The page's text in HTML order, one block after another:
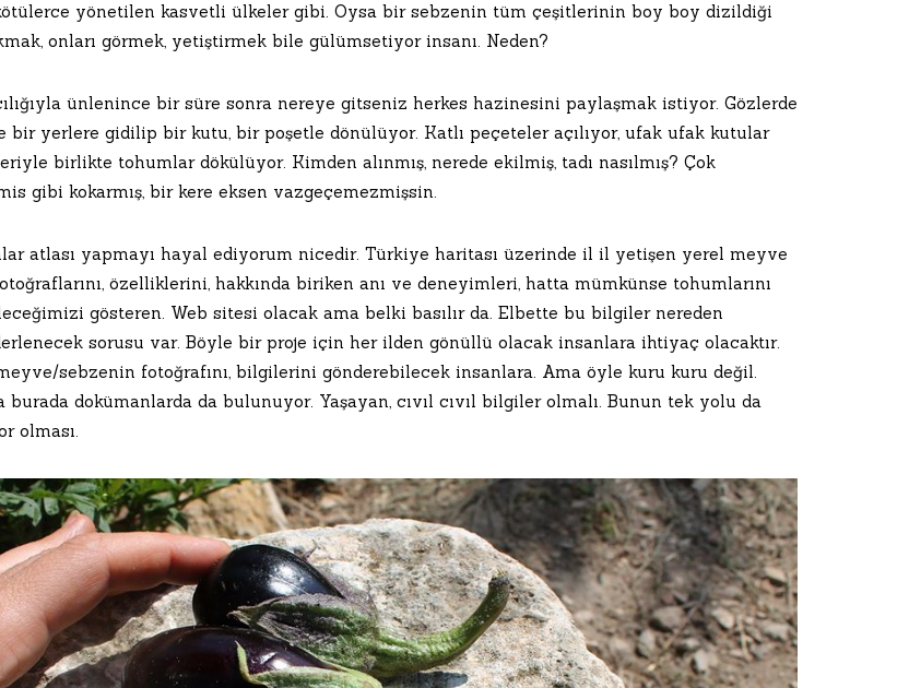
yönetilen kasvetli ülkeler gibi. Oysa bir sebzenin tüm çeşitlerinin boy boy dizildiği
onları görmek, yetiştirmek bile gülümsetiyor insanı. Neden?
ünlenince bir süre sonra nereye gitseniz herkes hazinesini paylaşmak istiyor. Gözlerde
bir yerlere gidilip bir kutu, bir poşetle dönülüyor. Katlı peçeteler açılıyor, ufak ufak kutular
birlikte tohumlar dökülüyor. Kimden alınmış, nerede ekilmiş, tadı nasılmış? Çok
gibi kokarmış, bir kere eksen vazgeçemezmişsin.
atlası yapmayı hayal ediyorum nicedir. Türkiye haritası üzerinde il il yetişen yerel meyve
özelliklerini, hakkında biriken anı ve deneyimleri, hatta mümkünse tohumlarını
gösteren. Web sitesi olacak ama belki basılır da. Elbette bu bilgiler nereden
sorusu var. Böyle bir proje için her ilden gönüllü olacak insanlara ihtiyaç olacaktır.
sebzenin fotoğrafını, bilgilerini gönderebilecek insanlara. Ama öyle kuru kuru değil.
burada dokümanlarda da bulunuyor. Yaşayan, cıvıl cıvıl bilgiler olmalı. Bunun tek yolu da
olması.